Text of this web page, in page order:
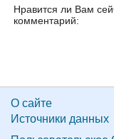
Нравится ли Вам
комментарий:
О сайте
Источники данных